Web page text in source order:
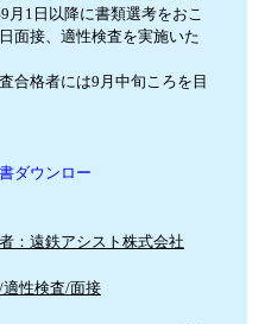
に書類選考をおこ
面接、適性検査を実施いた
9月中旬ころを目
ロー
：遠鉄アシスト株式会社
性検査/面接